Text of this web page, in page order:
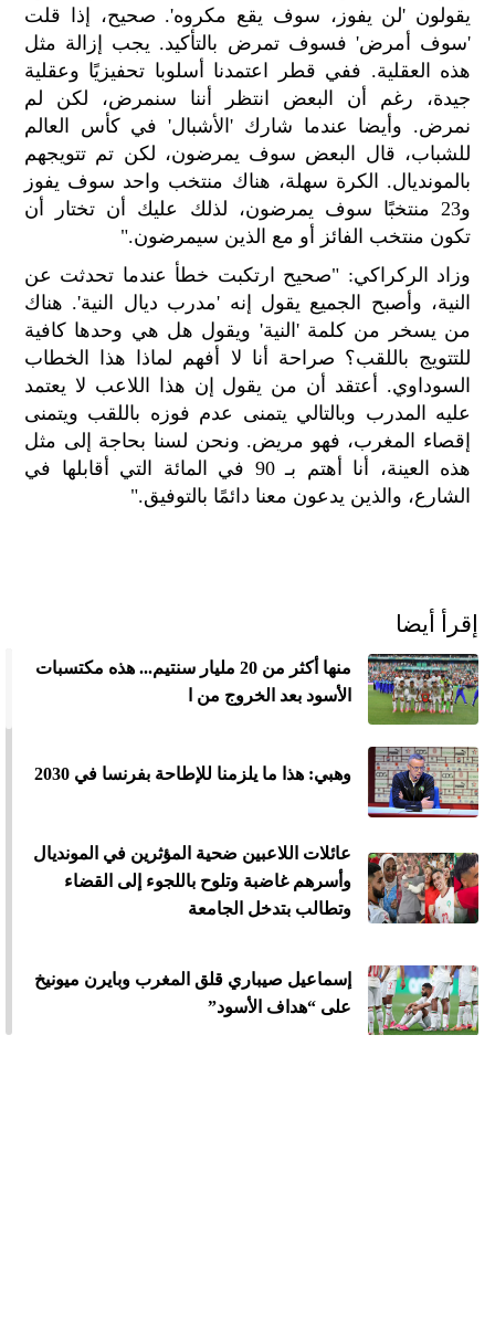
يقولون 'لن يفوز، سوف يقع مكروه'. صحيح، إذا قلت
'سوف أمرض' فسوف تمرض بالتأكيد. يجب إزالة مثل
هذه العقلية. ففي قطر اعتمدنا أسلوبا تحفيزيًا وعقلية
جيدة، رغم أن البعض انتظر أننا سنمرض، لكن لم
نمرض. وأيضا عندما شارك 'الأشبال' في كأس العالم
للشباب، قال البعض سوف يمرضون، لكن تم تتويجهم
بالمونديال. الكرة سهلة، هناك منتخب واحد سوف يفوز
و23 منتخبًا سوف يمرضون، لذلك عليك أن تختار أن
تكون منتخب الفائز أو مع الذين سيمرضون."
وزاد الركراكي: "صحيح ارتكبت خطأ عندما تحدثت عن
النية، وأصبح الجميع يقول إنه 'مدرب ديال النية'. هناك
من يسخر من كلمة 'النية' ويقول هل هي وحدها كافية
للتتويج باللقب؟ صراحة أنا لا أفهم لماذا هذا الخطاب
السوداوي. أعتقد أن من يقول إن هذا اللاعب لا يعتمد
عليه المدرب وبالتالي يتمنى عدم فوزه باللقب ويتمنى
إقصاء المغرب، فهو مريض. ونحن لسنا بحاجة إلى مثل
هذه العينة، أنا أهتم بـ 90 في المائة التي أقابلها في
الشارع، والذين يدعون معنا دائمًا بالتوفيق."
إقرأ أيضا
منها أكثر من 20 مليار سنتيم... هذه مكتسبات
الأسود بعد الخروج من ا
وهبي: هذا ما يلزمنا للإطاحة بفرنسا في 2030
عائلات اللاعبين ضحية المؤثرين في المونديال
وأسرهم غاضبة وتلوح باللجوء إلى القضاء
وتطالب بتدخل الجامعة
إسماعيل صيباري قلق المغرب وبايرن ميونيخ
على “هداف الأسود”